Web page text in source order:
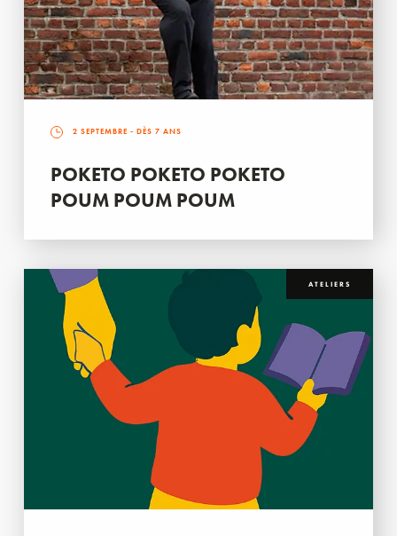
2 SEPTEMBRE - DÈS 7 ANS
POKETO POKETO POKETO
POUM POUM POUM
ATELIERS